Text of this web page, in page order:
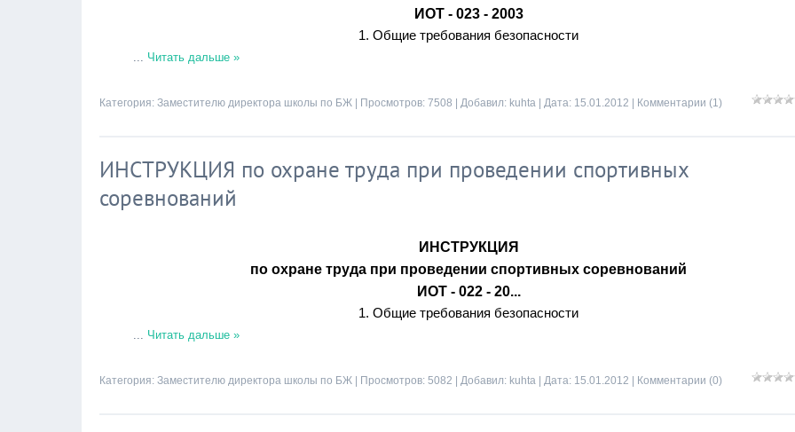
ИОТ - 023 - 2003
1. Общие требования безопасности
... Читать дальше »
Категория: Заместителю директора школы по БЖ | Просмотров: 7508 | Добавил: kuhta | Дата: 15.01.2012 Комментарии (1)
ИНСТРУКЦИЯ по охране труда при проведении спортивных
соревнований
ИНСТРУКЦИЯ
по охране труда при проведении спортивных соревнований
ИОТ - 022 - 20...
1. Общие требования безопасности
... Читать дальше »
Категория: Заместителю директора школы по БЖ | Просмотров: 5082 | Добавил: kuhta | Дата: 15.01.2012 Комментарии (0)